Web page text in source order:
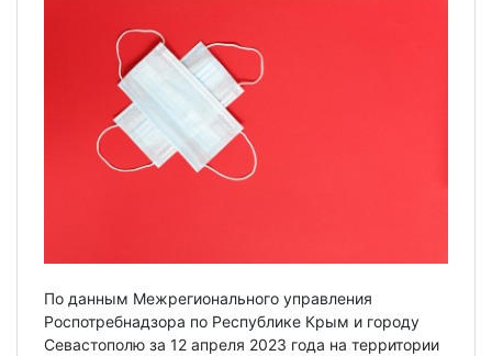
По данным Межрегионального управления
Роспотребнадзора по Республике Крым и городу
Севастополю за 12 апреля 2023 года на территории